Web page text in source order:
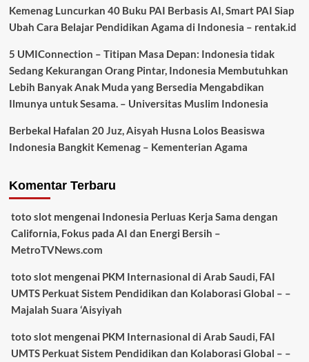
Kemenag Luncurkan 40 Buku PAI Berbasis AI, Smart PAI Siap
Ubah Cara Belajar Pendidikan Agama di Indonesia – rentak.id
5 UMIConnection – Titipan Masa Depan: Indonesia tidak
Sedang Kekurangan Orang Pintar, Indonesia Membutuhkan
Lebih Banyak Anak Muda yang Bersedia Mengabdikan
Ilmunya untuk Sesama. – Universitas Muslim Indonesia
Berbekal Hafalan 20 Juz, Aisyah Husna Lolos Beasiswa
Indonesia Bangkit Kemenag – Kementerian Agama
Komentar Terbaru
toto slotmengenai Indonesia Perluas Kerja Sama dengan
California, Fokus pada AI dan Energi Bersih –
MetroTVNews.com
toto slotmengenai PKM Internasional di Arab Saudi, FAI
UMTS Perkuat Sistem Pendidikan dan Kolaborasi Global – –
Majalah Suara ‘Aisyiyah
toto slotmengenai PKM Internasional di Arab Saudi, FAI
UMTS Perkuat Sistem Pendidikan dan Kolaborasi Global – –